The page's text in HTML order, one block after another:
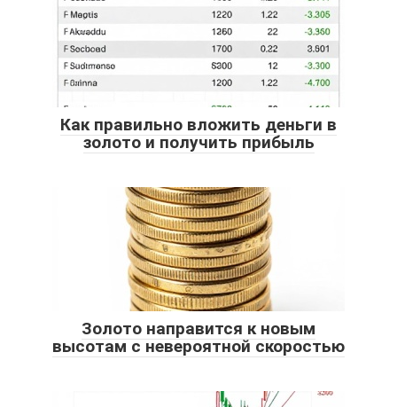
Как правильно вложить деньги в
золото и получить прибыль
Золото направится к новым
высотам с невероятной скоростью